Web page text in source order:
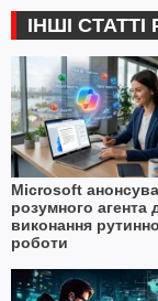
ІНШІ
Microsoft
розумного агента
виконання
роботи